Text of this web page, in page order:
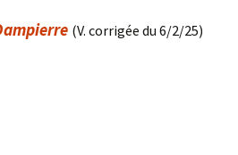
(V. corrigée du 6/2/25)